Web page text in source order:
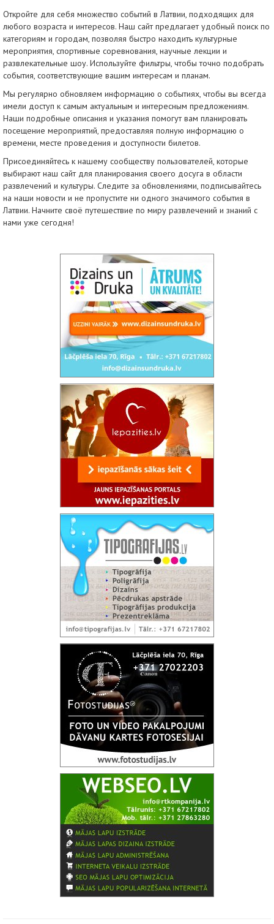
Откройте для себя множество событий в Латвии, подходящих для
любого возраста и интересов. Наш сайт предлагает удобный поиск по
категориям и городам, позволяя быстро находить культурные
мероприятия, спортивные соревнования, научные лекции и
развлекательные шоу. Используйте фильтры, чтобы точно подобрать
события, соответствующие вашим интересам и планам.
Мы регулярно обновляем информацию о событиях, чтобы вы всегда
имели доступ к самым актуальным и интересным предложениям.
Наши подробные описания и указания помогут вам планировать
посещение мероприятий, предоставляя полную информацию о
времени, месте проведения и доступности билетов.
Присоединяйтесь к нашему сообществу пользователей, которые
выбирают наш сайт для планирования своего досуга в области
развлечений и культуры. Следите за обновлениями, подписывайтесь
на наши новости и не пропустите ни одного значимого события в
Латвии. Начните своё путешествие по миру развлечений и знаний с
нами уже сегодня!